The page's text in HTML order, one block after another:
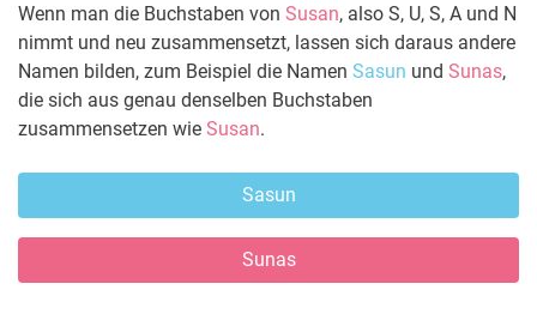
Wenn man die Buchstaben von Susan, also S, U, S, A und N
nimmt und neu zusammensetzt, lassen sich daraus andere
Namen bilden, zum Beispiel die Namen Sasun und Sunas,
die sich aus genau denselben Buchstaben
zusammensetzen wie Susan.
Sasun
Sunas